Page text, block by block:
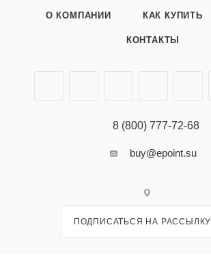
О КОМПАНИИ КАК КУПИТЬ
КОНТАКТЫ
8 (800) 777-72-68
buy@epoint.su
ПОДПИСАТЬСЯ НА РАССЫЛКУ